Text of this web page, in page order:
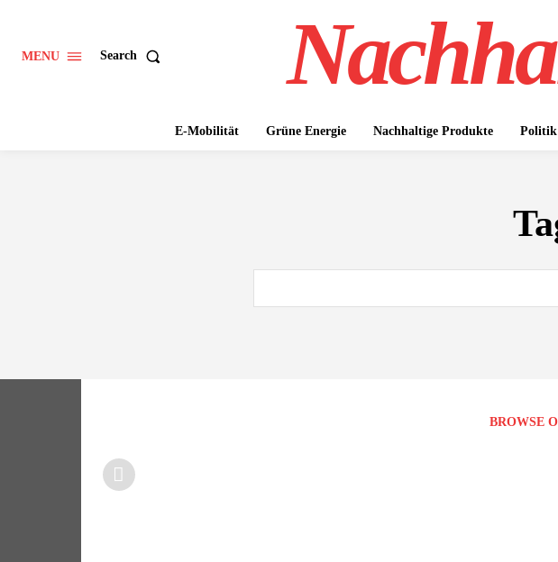
MENU Search
E-Mobilität Grüne Energie Nachhaltige Produkte Politik
BROWSE